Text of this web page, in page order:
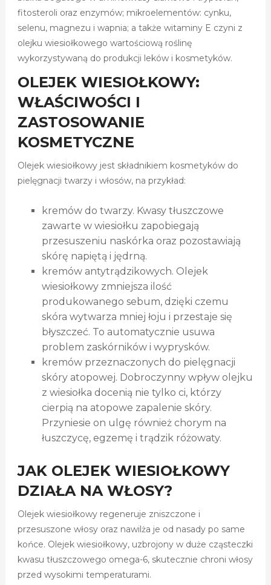
fitosteroli oraz enzymów; mikroelementów: cynku,
selenu, magnezu i wapnia; a także witaminy E czyni z
olejku wiesiołkowego wartościową roślinę
wykorzystywaną do produkcji leków i kosmetyków.
OLEJEK WIESIOŁKOWY:
WŁAŚCIWOŚCI I
ZASTOSOWANIE
KOSMETYCZNE
Olejek wiesiołkowy jest składnikiem kosmetyków do
pielęgnacji twarzy i włosów, na przykład:
kremów do twarzy. Kwasy tłuszczowe
zawarte w wiesiołku zapobiegają
przesuszeniu naskórka oraz pozostawiają
skórę napiętą i jędrną.
kremów antytrądzikowych. Olejek
wiesiołkowy zmniejsza ilość
produkowanego sebum, dzięki czemu
skóra wytwarza mniej łoju i przestaje się
błyszczeć. To automatycznie usuwa
problem zaskórników i wyprysków.
kremów przeznaczonych do pielęgnacji
skóry atopowej. Dobroczynny wpływ olejku
z wiesiołka docenią nie tylko ci, którzy
cierpią na atopowe zapalenie skóry.
Przyniesie on ulgę również chorym na
łuszczycę, egzemę i trądzik różowaty.
JAK OLEJEK WIESIOŁKOWY
DZIAŁA NA WŁOSY?
Olejek wiesiołkowy regeneruje zniszczone i
przesuszone włosy oraz nawilża je od nasady po same
końce. Olejek wiesiołkowy, uzbrojony w duże cząsteczki
kwasu tłuszczowego omega-6, skutecznie chroni włosy
przed wysokimi temperaturami.